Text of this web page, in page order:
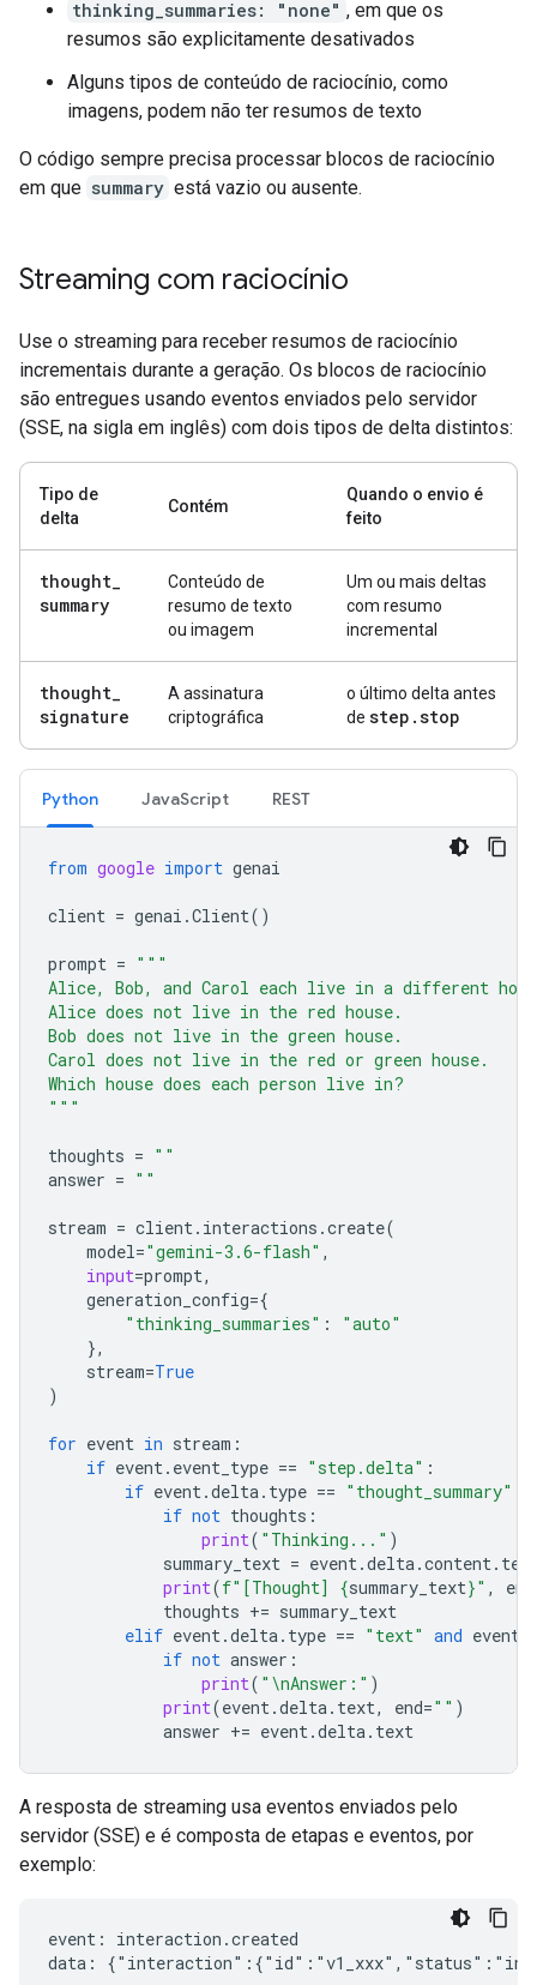
thinking_summaries: "none" , em que os
resumos são explicitamente desativados
Alguns tipos de conteúdo de raciocínio, como
imagens, podem não ter resumos de texto
O código sempre precisa processar blocos de raciocínio
em que summary está vazio ou ausente.
Streaming com raciocínio
Use o streaming para receber resumos de raciocínio
incrementais durante a geração. Os blocos de raciocínio
são entregues usando eventos enviados pelo servidor
(SSE, na sigla em inglês) com dois tipos de delta distintos:
Tipo de
delta
Contém
Quando o envio é
feito
thought_
summary
Conteúdo de
resumo de texto
ou imagem
Um ou mais deltas
com resumo
incremental
thought_
signature
A assinatura
criptográfica
o último delta antes
de step .stop
Python JavaScript REST
from google import genai
client = genai .Client()
prompt = """
Alice, Bob, and Carol each live in a different
Alice does not live in the red house.
Bob does not live in the green house.
Carol does not live in the red or green house.
Which house does each person live in?
"""
thoughts = ""
answer = ""
stream = client. interactions .create(
model="gemini-3.6-flash" ,
input=prompt,
generation_config={
"thinking_summaries" :
"auto"
},
stream=True
)
for event in stream :
if event. event_type == "step.delta" :
if event.delta. type == "thought_summary"
if not thoughts :
print( "Thinking..." )
summary_text = event.delta.content.
print(f"[Thought] {summary_text}" , end
thoughts += summary_text
elif event.delta. type == "text" and event
if not answer :
print( " \nAnswer:" )
print(event.delta. text, end="" )
answer += event.delta. text
A resposta de streaming usa eventos enviados pelo
servidor (SSE) e é composta de etapas e eventos, por
exemplo:
event: interaction.created
data: